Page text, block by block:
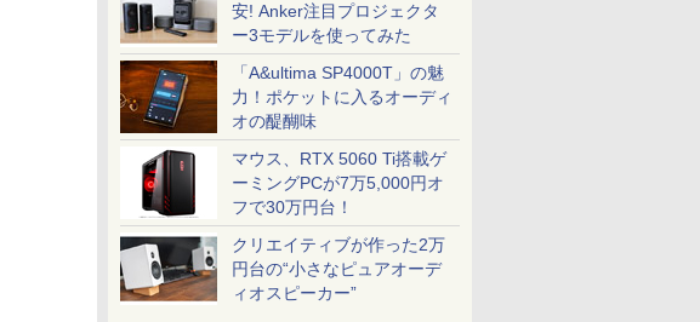
安! Anker注目プロジェクタ
ー3モデルを使ってみた
「A&ultima SP4000T」の魅
力！ポケットに入るオーディ
オの醍醐味
マウス、RTX 5060 Ti搭載ゲ
ーミングPCが7万5,000円オ
フで30万円台！
クリエイティブが作った2万
円台の“小さなピュアオーデ
ィオスピーカー”